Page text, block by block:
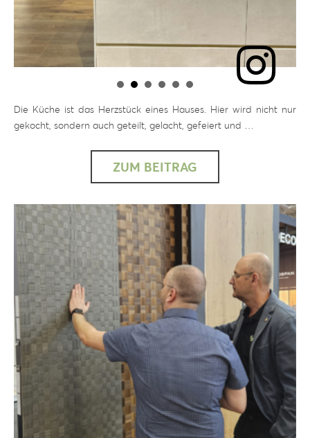
Die Küche ist das Herzstück eines Hauses. Hier wird nicht nur
gekocht, sondern auch geteilt, gelacht, gefeiert und …
ZUM BEITRAG